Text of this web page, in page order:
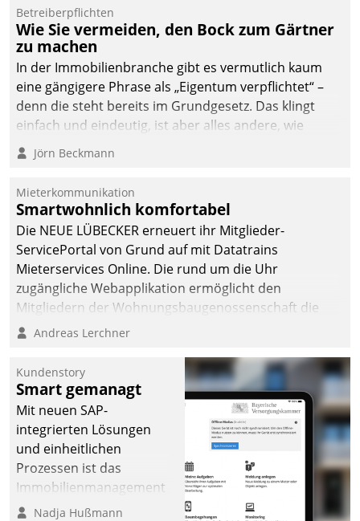
Datatrain ermöglicht
automatisiert ausgelöste,
zielgerichtete
Mieterbefragungen – eine
starke Grundlage für
intelligente,
Entscheidungen.
Betreiberpflichten
Wie Sie vermeiden, den Bock zum Gärtner
zu machen
In der Immobilienbranche gibt es vermutlich kaum
eine gängigere Phrase als „Eigentum verpflichtet“ –
denn die steht bereits im Grundgesetz. Das klingt
einfach und eindeutig, ist aber alles andere, wie
Branchenbeschäftigte wissen. Denn mit der
Verantwortung folgen Verpflichtungen.
Jörn Beckmann
Mieterkommunikation
Smartwohnlich komfortabel
Die NEUE LÜBECKER erneuert ihr Mitglieder-
ServicePortal von Grund auf mit Datatrains
Mieterservices Online. Die rund um die Uhr
zugängliche Webapplikation ermöglicht den
Mitgliedern der Wohnungs­bau­genossenschaft die
Kontaktaufnahme per Smartphone, Tablet oder PC.
Andreas Lerchner
Kundenstory
Smart gemanagt
Mit neuen SAP-
integrierten Lösungen
und einheitlichen
Prozessen ist das
Immobilienmanagement
der Bayerischen
Nadja Hußmann